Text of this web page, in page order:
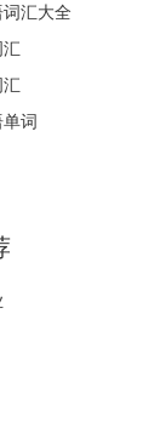
汇大全
词